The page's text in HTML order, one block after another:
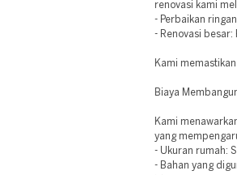
renovasi kami
- Perbaikan
- Renovasi besar:
Kami
Biaya
Kami
yang
- Ukuran rumah:
- Bahan yang